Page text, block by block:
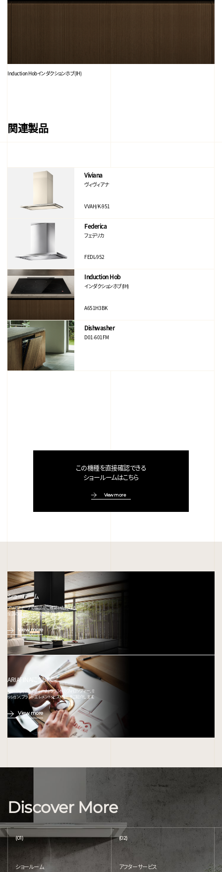
Induction Hobインダクションホブ(IH)
関連製品
Viviana
ヴィヴィアナ
VVAH/K-951
Federica
フェデリカ
FEDL-952
Induction Hob
インダクションホブ(IH)
A651H3BK
Dishwasher
D01-601FM
この機種を直接確認できる
ショールームはこちら
View more
ショールーム
アリアフィーナの製品がご確認いただける、
全国のショールームをご紹介します。
View more
ARIAFINAについて
ARIAFINA(アリアフィーナ) ブランドのフィロソフィー、ミ
ッション、ブランドエレメント、ヒストリーをご紹介します。
View more
Discover More
(01)
ショールーム
(02)
アフターサービス